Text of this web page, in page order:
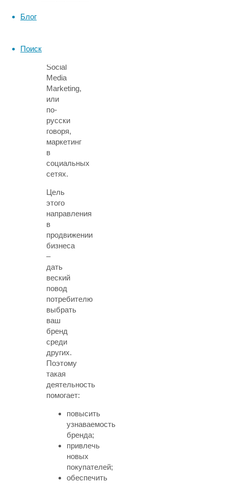
Блог
Поиск
Social
Media
Marketing,
или
по-
русски
говоря,
маркетинг
в
социальных
сетях.
Цель
этого
направления
в
продвижении
бизнеса
–
дать
веский
повод
потребителю
выбрать
ваш
бренд
среди
других.
Поэтому
такая
деятельность
помогает:
повысить
узнаваемость
бренда;
привлечь
новых
покупателей;
обеспечить